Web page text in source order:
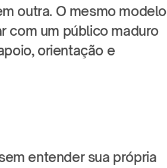
outra. O mesmo modelo
com um público maduro
orientação e
entender sua própria